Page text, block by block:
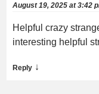
August 19, 2025 at 3:42
Helpful crazy
interesting helpful
Reply ↓